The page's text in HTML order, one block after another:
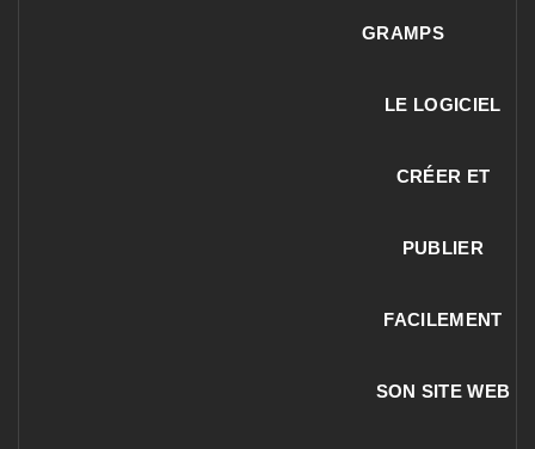
GRAMPS
LE LOGICIEL
CRÉER ET
PUBLIER
FACILEMENT
SON SITE WEB